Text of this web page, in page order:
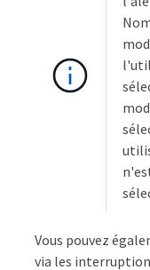
Vous pouvez
via les